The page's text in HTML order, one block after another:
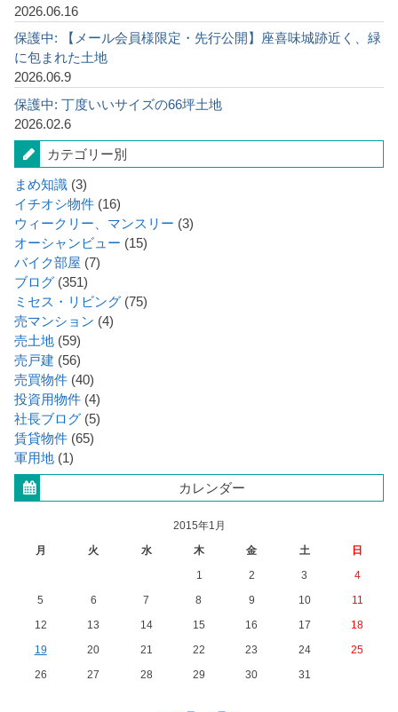
2026.06.16
保護中: 【メール会員様限定・先行公開】座喜味城跡近く、緑
に包まれた土地
2026.06.9
保護中: 丁度いいサイズの66坪土地
2026.02.6
カテゴリー別
まめ知識 (3)
イチオシ物件 (16)
ウィークリー、マンスリー (3)
オーシャンビュー (15)
バイク部屋 (7)
ブログ (351)
ミセス・リビング (75)
売マンション (4)
売土地 (59)
売戸建 (56)
売買物件 (40)
投資用物件 (4)
社長ブログ (5)
賃貸物件 (65)
軍用地 (1)
カレンダー
2015年1月
月
火 水 木 金 土
日
1
2 3
4
5
6 7 8 9 10
11
12
13 14 15 16 17
18
19
20 21 22 23 24
25
26
27 28 29 30 31